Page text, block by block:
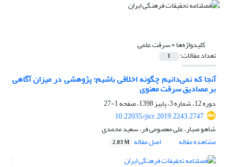
کلیدواژه‌ها =سرقت علمی
تعداد مقالات: 1
آنجا که نمی‌دانیم چگونه اخلاقی باشیم؛ پژوهشی در میزان آگاهی
بر مصادیق سرقت معنوی
دوره 12، شماره 3، پاییز 1398، صفحه
1-27
10.22035/jicr.2019.2243.2747
شاهو صبار، علی معصومی فر، سعید محمدی
مشاهده مقاله
اصل مقاله 2.03 M